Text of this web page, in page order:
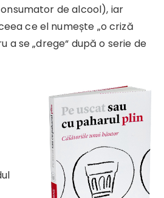
de alcool), iar
ce el numește „o criză
se „drege“ după o serie de